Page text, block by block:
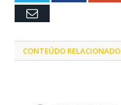
Email
CONTEÚDO RELACIONADO